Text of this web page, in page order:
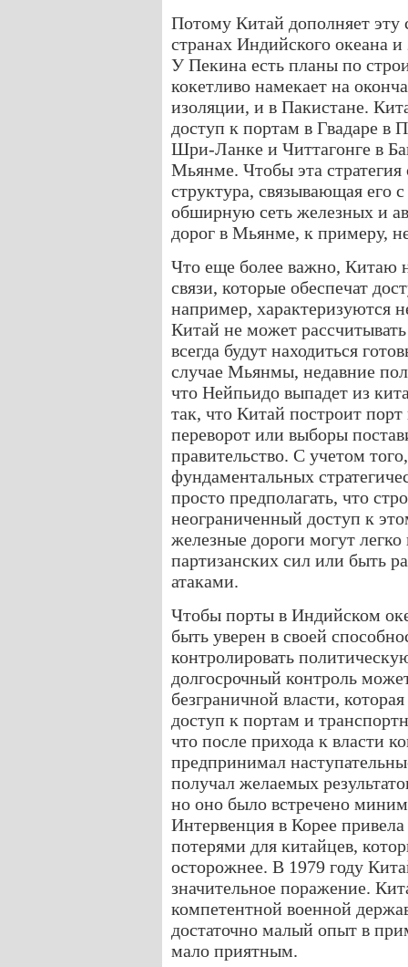
Потому Китай дополняет эту
странах Индийского океана
У Пекина есть планы по
кокетливо намекает на
изоляции, и в Пакистане.
доступ к портам в Гвадаре в
Шри-Ланке и Читтагонге в
Мьянме. Чтобы эта
структура, связывающая его
обширную сеть железных и
дорог в Мьянме, к примеру,
Что еще более важно, Китаю
связи, которые обеспечат
например, характеризуются
Китай не может
всегда будут находиться
случае Мьянмы, недавние
что Нейпьидо выпадет из
так, что Китай построит
переворот или выборы
правительство. С учетом
фундаментальных
просто предполагать, что
неограниченный доступ к
железные дороги могут
партизанских сил или быть
атаками.
Чтобы порты в Индийском
быть уверен в своей
контролировать
долгосрочный контроль
безграничной власти,
доступ к портам и
что после прихода к власти
предпринимал
получал желаемых
но оно было встречено
Интервенция в Корее
потерями для китайцев,
осторожнее. В 1979 году
значительное поражение.
компетентной военной
достаточно малый опыт в
мало приятным.